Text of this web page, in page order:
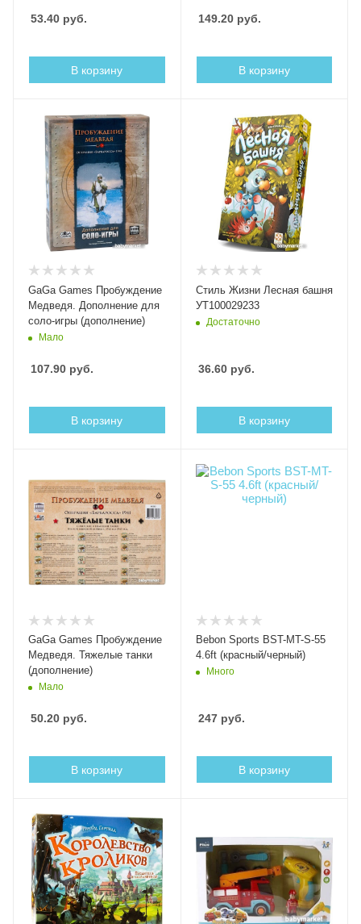
53.40 руб.
В корзину
149.20руб.
В корзину
GaGa Games Пробуждение
Медведя. Дополнение для
соло-игры (дополнение)
Мало
107.90 руб.
В корзину
Стиль Жизни Лесная башня
УТ100029233
Достаточно
36.60руб.
В корзину
GaGa Games Пробуждение
Медведя. Тяжелые танки
(дополнение)
Мало
50.20 руб.
В корзину
Bebon Sports BST-MT-S-55
4.6ft (красный/черный)
Много
247руб.
В корзину